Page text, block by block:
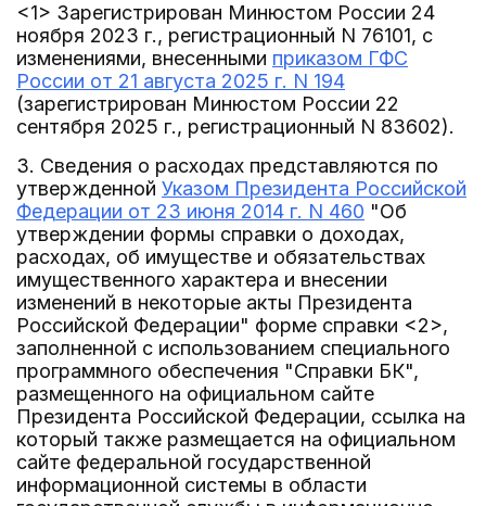
<1> Зарегистрирован Минюстом России 24
ноября 2023 г., регистрационный N 76101, с
изменениями, внесенными приказом ГФС
России от 21 августа 2025 г. N 194
(зарегистрирован Минюстом России 22
сентября 2025 г., регистрационный N 83602).
3. Сведения о расходах представляются по
утвержденной Указом Президента Российской
Федерации от 23 июня 2014 г. N 460 "Об
утверждении формы справки о доходах,
расходах, об имуществе и обязательствах
имущественного характера и внесении
изменений в некоторые акты Президента
Российской Федерации" форме справки <2>,
заполненной с использованием специального
программного обеспечения "Справки БК",
размещенного на официальном сайте
Президента Российской Федерации, ссылка на
который также размещается на официальном
сайте федеральной государственной
информационной системы в области